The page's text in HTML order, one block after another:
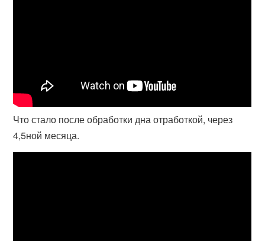
Что стало после обработки дна отработкой, через
4,5ной месяца.